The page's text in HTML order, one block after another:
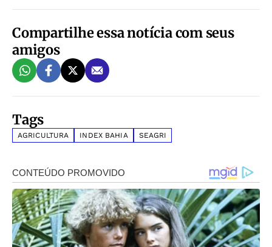
Compartilhe essa notícia com seus
amigos
Tags
AGRICULTURA INDEX BAHIA SEAGRI